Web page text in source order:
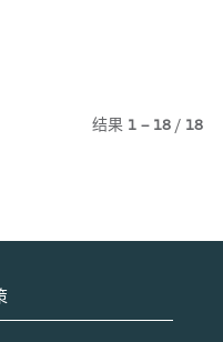
结果 1 – 18 / 18